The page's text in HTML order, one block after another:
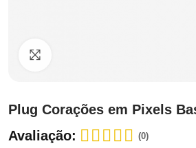
Plug Corações em Pixels
Avaliação:
(0)